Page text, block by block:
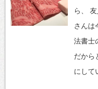
ら、
さんは
法書士
だから
にして